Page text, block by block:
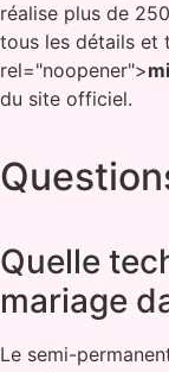
réalise plus de
tous les détails et
rel="noopener">
du site officiel.
Quelle
mariage
Le semi-